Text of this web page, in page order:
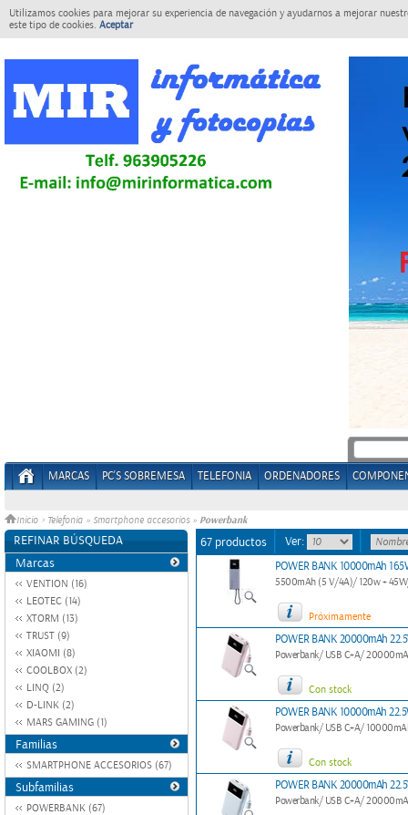
Utilizamos cookies para mejorar su experiencia de navegación y ayudarnos a mejorar
este tipo de cookies. Aceptar
MARCAS PC'S SOBREMESA TELEFONIA ORDENADORES
Inicio > Telefonia » Smartphone accesorios » Powerbank
REFINAR BÚSQUEDA
Marcas
VENTION (16)
LEOTEC (14)
XTORM (13)
TRUST (9)
XIAOMI (8)
COOLBOX (2)
LINQ (2)
D-LINK (2)
MARS GAMING (1)
Familias
SMARTPHONE ACCESORIOS (67)
Subfamilias
POWERBANK (67)
67 productos Ver:
POWER BANK 10000mAh
5500mAh (5 V/4A)/ 120w +
Próximamente
POWER BANK 20000mAh
Powerbank/ USB C+A/
Con stock
POWER BANK 10000mAh
Powerbank/ USB C+A/
Con stock
POWER BANK 20000mAh
Powerbank/ USB C+A/